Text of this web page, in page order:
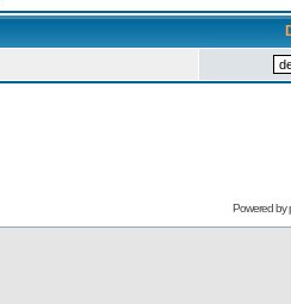
Powered by